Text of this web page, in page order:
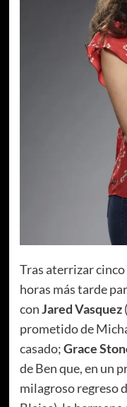
Tras aterrizar cinco
horas más tarde
conJared Vasquez
prometido de
casado;Grace
de Ben que, en un
milagroso regreso